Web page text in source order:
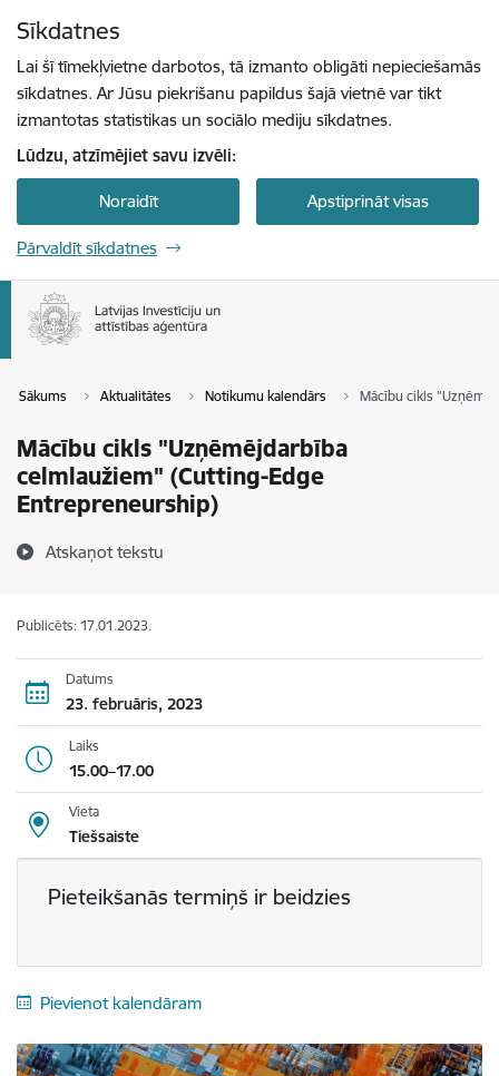
Sīkdatnes
Lai šī tīmekļvietne darbotos, tā izmanto obligāti nepieciešamās
sīkdatnes. Ar Jūsu piekrišanu papildus šajā vietnē var tikt
izmantotas statistikas un sociālo mediju sīkdatnes.
Lūdzu, atzīmējiet savu izvēli:
Noraidīt Apstiprināt visas
Pārvaldīt sīkdatnes
Sākums Aktualitātes Notikumu kalendārs Mācību cikls
Mācību cikls "Uzņēmējdarbība
celmlaužiem" (Cutting-Edge
Entrepreneurship)
Atskaņot tekstu
Publicēts: 17.01.2023.
Datums
23. februāris, 2023
Laiks
15.00–17.00
Vieta
Tiešsaiste
Pieteikšanās termiņš ir beidzies
Pievienot kalendāram